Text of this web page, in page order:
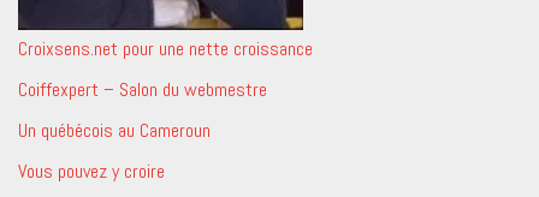
Croixsens.net pour une nette croissance
Coiffexpert – Salon du webmestre
Un québécois au Cameroun
Vous pouvez y croire